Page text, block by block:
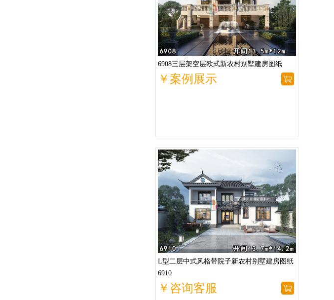
6908三层架空层欧式新农村别墅建房图纸
￥案例展示
L型二层中式风格带院子新农村别墅建房图纸
6910
￥咨询客服